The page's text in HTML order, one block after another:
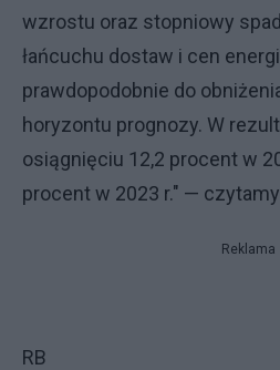
wzrostu oraz stopniowy
łańcuchu dostaw i cen
prawdopodobnie do
horyzontu prognozy. W
osiągnięciu 12,2 procent w
procent w 2023 r." —
Reklama
RB